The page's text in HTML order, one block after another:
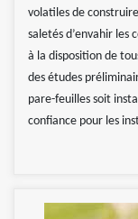
volatiles de
saletés d’envahir les
à la disposition de
des études
pare-feuilles soit
confiance pour les